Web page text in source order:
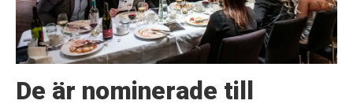
De är nominerade till